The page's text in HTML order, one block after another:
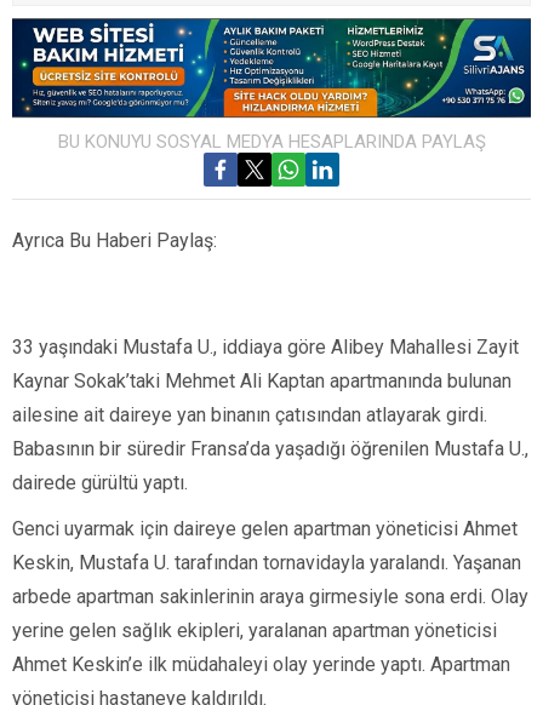
BU KONUYU SOSYAL MEDYA HESAPLARINDA PAYLAŞ
Ayrıca Bu Haberi Paylaş:
33 yaşındaki Mustafa U., iddiaya göre Alibey Mahallesi Zayit
Kaynar Sokak’taki Mehmet Ali Kaptan apartmanında bulunan
ailesine ait daireye yan binanın çatısından atlayarak girdi.
Babasının bir süredir Fransa’da yaşadığı öğrenilen Mustafa U.,
dairede gürültü yaptı.
Genci uyarmak için daireye gelen apartman yöneticisi Ahmet
Keskin, Mustafa U. tarafından tornavidayla yaralandı. Yaşanan
arbede apartman sakinlerinin araya girmesiyle sona erdi. Olay
yerine gelen sağlık ekipleri, yaralanan apartman yöneticisi
Ahmet Keskin’e ilk müdahaleyi olay yerinde yaptı. Apartman
yöneticisi hastaneye kaldırıldı.